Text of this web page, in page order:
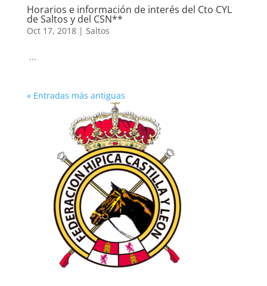
Horarios e información de interés del Cto CYL
de Saltos y del CSN**
Oct 17, 2018| Saltos
...
« Entradas más antiguas